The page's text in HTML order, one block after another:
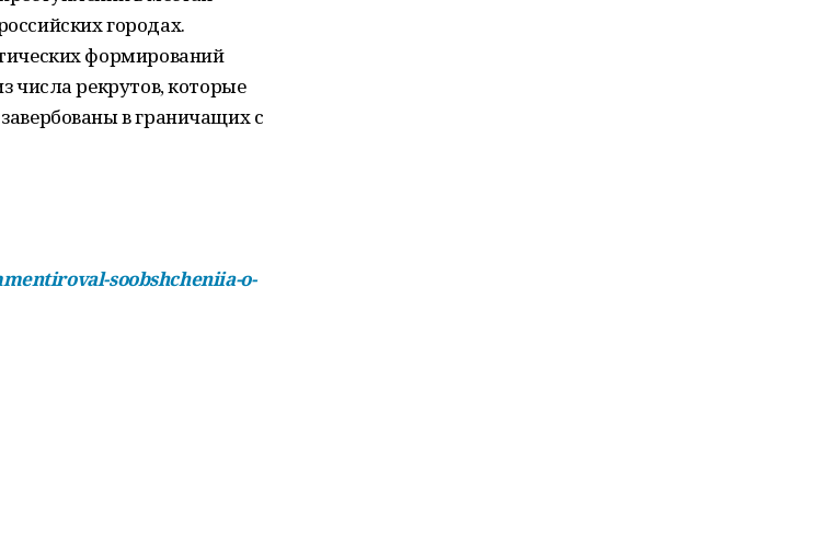
городах.
формирований
числа рекрутов, которые
в граничащих с
soobshcheniia-o-